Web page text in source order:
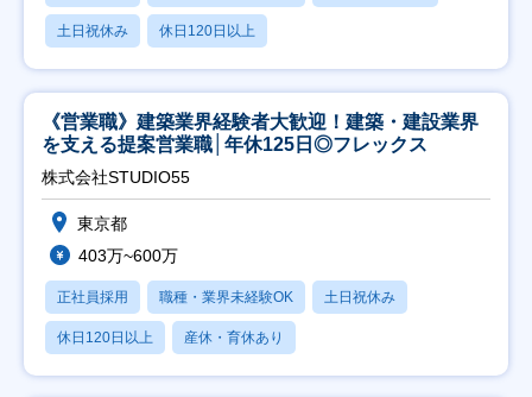
土日祝休み 休日120日以上
《営業職》建築業界経験者大歓迎！建築・建設業界
を支える提案営業職│年休125日◎フレックス
株式会社STUDIO55
東京都
403万~600万
正社員採用 職種・業界未経験OK 土日祝休み
休日120日以上 産休・育休あり